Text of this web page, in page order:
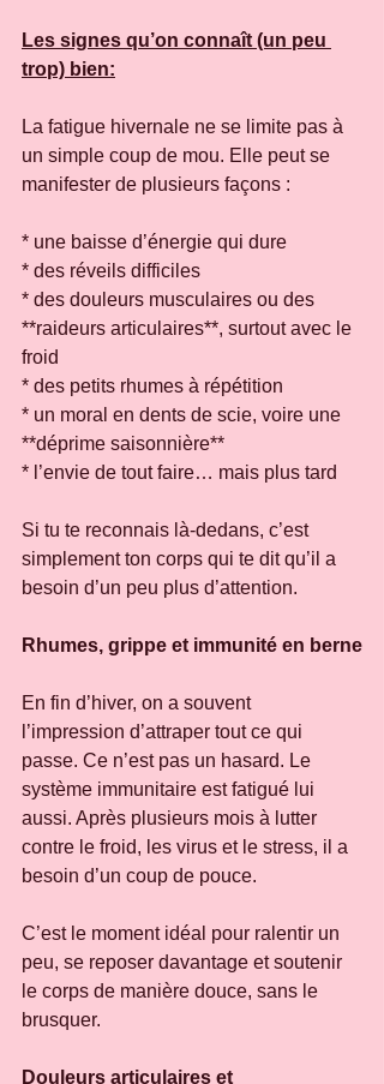
Les signes qu’on connaît (un peu
trop) bien:
La fatigue hivernale ne se limite pas à
un simple coup de mou. Elle peut se
manifester de plusieurs façons :
* une baisse d’énergie qui dure
* des réveils difficiles
* des douleurs musculaires ou des
**raideurs articulaires**, surtout avec le
froid
* des petits rhumes à répétition
* un moral en dents de scie, voire une
**déprime saisonnière**
* l’envie de tout faire… mais plus tard
Si tu te reconnais là-dedans, c’est
simplement ton corps qui te dit qu’il a
besoin d’un peu plus d’attention.
Rhumes, grippe et immunité en berne
En fin d’hiver, on a souvent
l’impression d’attraper tout ce qui
passe. Ce n’est pas un hasard. Le
système immunitaire est fatigué lui
aussi. Après plusieurs mois à lutter
contre le froid, les virus et le stress, il a
besoin d’un coup de pouce.
C’est le moment idéal pour ralentir un
peu, se reposer davantage et soutenir
le corps de manière douce, sans le
brusquer.
Douleurs articulaires et